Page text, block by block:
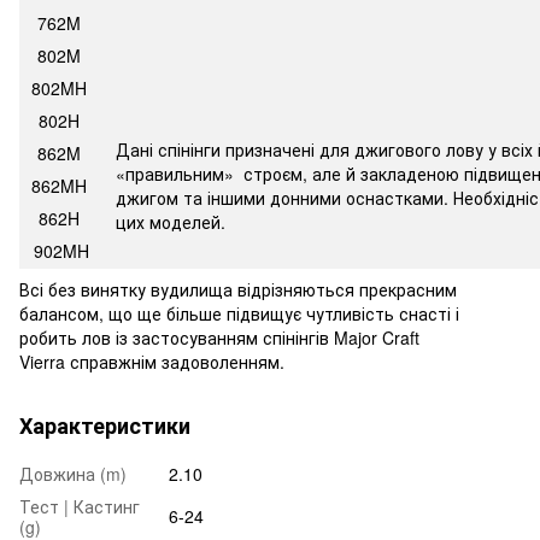
762M
802M
802MH
802H
862M
862MH
862H
902MH
Дані спінінги призначені для джигового лову у
«правильним» строєм, але й закладеною
джигом та іншими донними оснастками.
цих моделей.
Всі без винятку вудилища відрізняються прекрасним
балансом, що ще більше підвищує чутливість снасті і
робить лов із застосуванням спінінгів Major Craft
Vierra справжнім задоволенням.
Характеристики
Довжина (m)
2.10
Тест | Кастинг
(g)
6-24